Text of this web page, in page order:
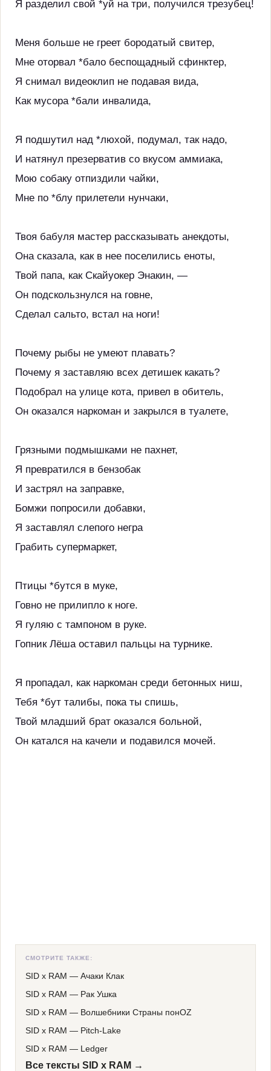
Я разделил свой *уй на три, получился трезубец!
Меня больше не греет бородатый свитер,
Мне оторвал *бало беспощадный сфинктер,
Я снимал видеоклип не подавая вида,
Как мусора *бали инвалида,
Я подшутил над *люхой, подумал, так надо,
И натянул презерватив со вкусом аммиака,
Мою собаку отпиздили чайки,
Мне по *блу прилетели нунчаки,
Твоя бабуля мастер рассказывать анекдоты,
Она сказала, как в нее поселились еноты,
Твой папа, как Скайуокер Энакин, —
Он подскользнулся на говне,
Сделал сальто, встал на ноги!
Почему рыбы не умеют плавать?
Почему я заставляю всех детишек какать?
Подобрал на улице кота, привел в обитель,
Он оказался наркоман и закрылся в туалете,
Грязными подмышками не пахнет,
Я превратился в бензобак
И застрял на заправке,
Бомжи попросили добавки,
Я заставлял слепого негра
Грабить супермаркет,
Птицы *бутся в муке,
Говно не прилипло к ноге.
Я гуляю с тампоном в руке.
Гопник Лёша оставил пальцы на турнике.
Я пропадал, как наркоман среди бетонных ниш,
Тебя *бут талибы, пока ты спишь,
Твой младший брат оказался больной,
Он катался на качели и подавился мочей.
СМОТРИТЕ ТАКЖЕ:
SID x RAM — Ачаки Клак
SID x RAM — Рак Ушка
SID x RAM — Волшебники Страны понOZ
SID x RAM — Pitch-Lake
SID x RAM — Ledger
Все тексты SID x RAM →